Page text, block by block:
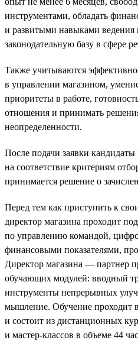
инструментами, обладать
и развитыми навыками ведения
законодательную базу в сфере
Также учитываются
в управлении магазином,
приоритеты в работе,
отношения и принимать
неопределенности.
После подачи заявки кандидаты
на соответствие критериям
принимается решение о
Перед тем как приступить к
директор магазина проходит
по управлению командой,
финансовыми показателями,
Директор магазина — партнер
обучающих модулей: вводный
инструменты непрерывных
мышление. Обучение проходит
и состоит из дистанционных
и мастер-классов в объеме 44